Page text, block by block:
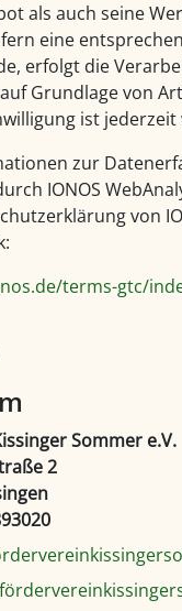
als auch seine
eine
erfolgt die
Grundlage von
ist
zur
IONOS
von
terms-gtc/
Sommer e.V.
2